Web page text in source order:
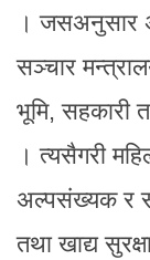
। जसअनुसार
सञ्चार
भूमि, सहकारी
। त्यसैगरी
अल्पसंख्यक र
तथा खाद्य